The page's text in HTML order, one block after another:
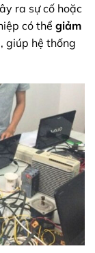
ra sự cố hoặc
có thể giảm
, giúp hệ thống